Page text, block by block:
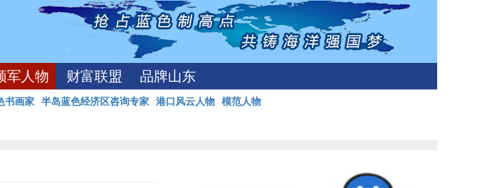
军人物 财富联盟 品牌山东
书画家 半岛蓝色经济区咨询专家 港口风云人物 模范人物